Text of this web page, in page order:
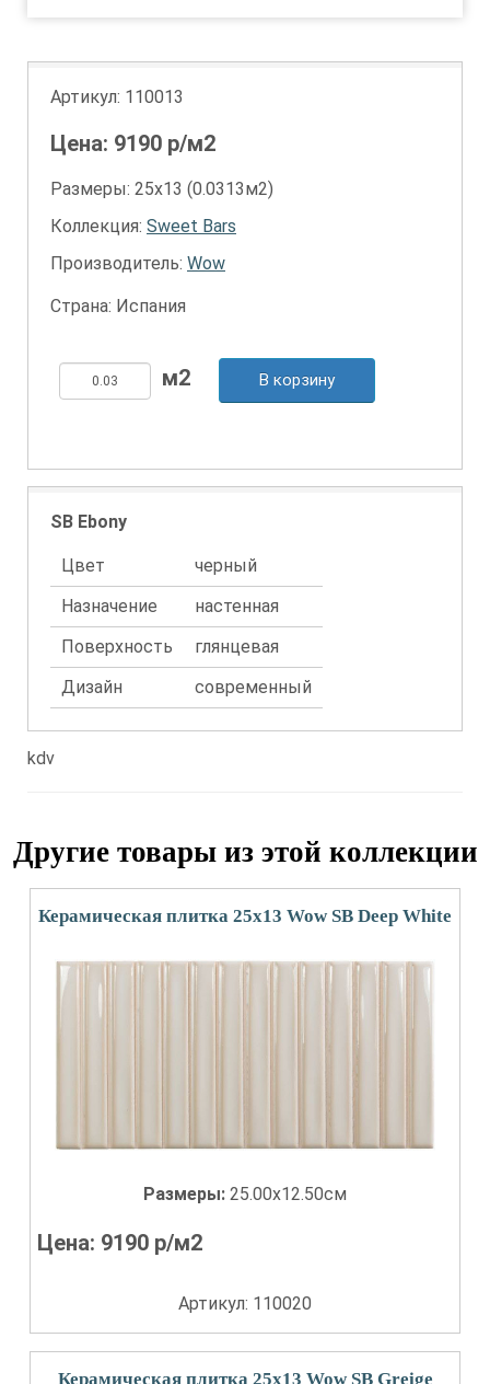
Артикул: 110013
Цена: 9190 р/м2
Размеры: 25х13 (0.0313м2)
Коллекция: Sweet Bars
Производитель: Wow
Страна: Испания
В корзину
SB Ebony
Цвет
черный
Назначение
настенная
Поверхность
глянцевая
Дизайн
современный
kdv
Другие товары из этой коллекции
Керамическая плитка 25x13 Wow SB Deep White
Размеры: 25.00x12.50см
Цена: 9190 р/м2
Артикул: 110020
Керамическая плитка 25x13 Wow SB Greige